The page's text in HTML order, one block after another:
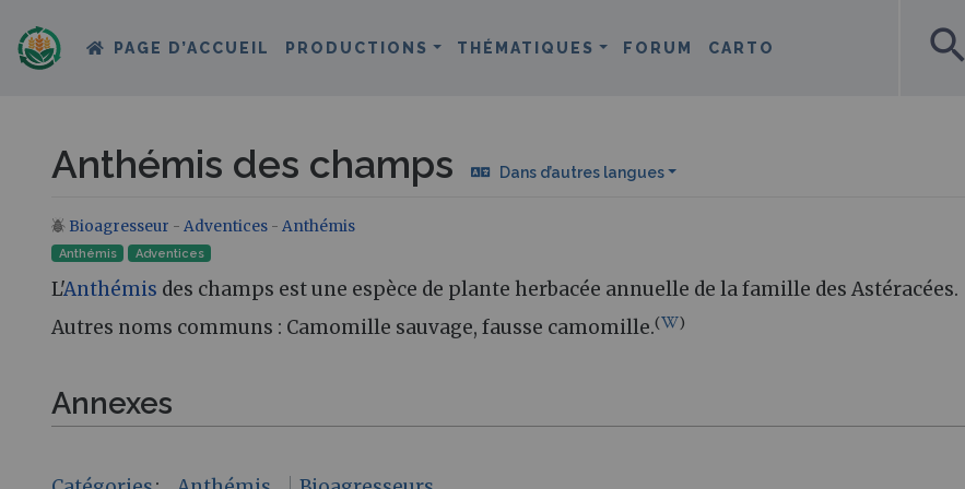
PAGE D’ACCUEIL PRODUCTIONS THÉMATIQUES FORUM CARTO search
Anthémis des champs Dans d’autres langues
Aller à :navigation,rechercher
Bioagresseur - Adventices - Anthémis
Anthémis Adventices
L'Anthémis des champs est une espèce de plante herbacée annuelle de la famille des Astéracées.
Autres noms communs : Camomille sauvage, fausse camomille.( )
Annexes